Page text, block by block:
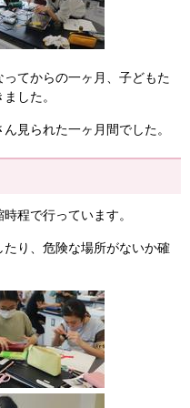
てからの一ヶ月、子どもた
した。
見られた一ヶ月間でした。
程で行っています。
り、危険な場所がないか確